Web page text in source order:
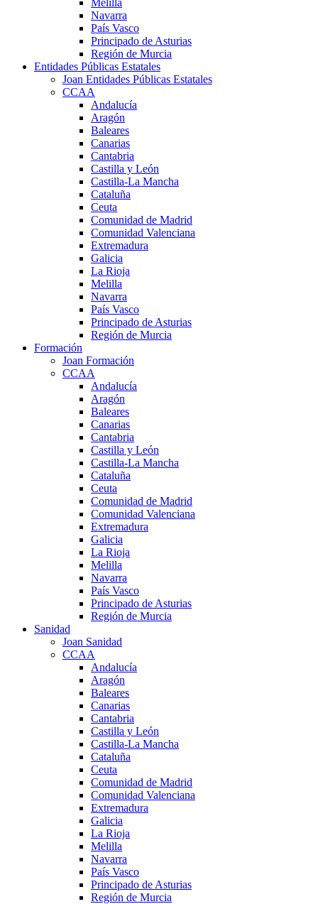
Navarra
País Vasco
Principado de Asturias
Región de Murcia
Entidades Públicas Estatales
Joan Entidades Públicas Estatales
CCAA
Andalucía
Aragón
Baleares
Canarias
Cantabria
Castilla y León
Castilla-La Mancha
Cataluña
Ceuta
Comunidad de Madrid
Comunidad Valenciana
Extremadura
Galicia
La Rioja
Melilla
Navarra
País Vasco
Principado de Asturias
Región de Murcia
Formación
Joan Formación
CCAA
Andalucía
Aragón
Baleares
Canarias
Cantabria
Castilla y León
Castilla-La Mancha
Cataluña
Ceuta
Comunidad de Madrid
Comunidad Valenciana
Extremadura
Galicia
La Rioja
Melilla
Navarra
País Vasco
Principado de Asturias
Región de Murcia
Sanidad
Joan Sanidad
CCAA
Andalucía
Aragón
Baleares
Canarias
Cantabria
Castilla y León
Castilla-La Mancha
Cataluña
Ceuta
Comunidad de Madrid
Comunidad Valenciana
Extremadura
Galicia
La Rioja
Melilla
Navarra
País Vasco
Principado de Asturias
Región de Murcia